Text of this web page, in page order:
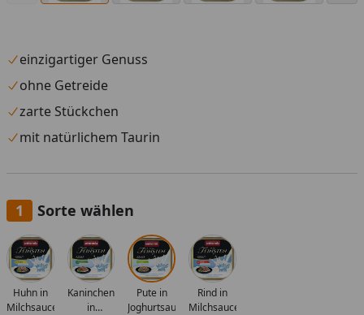
einzigartiger Genuss
ohne Getreide
zarte Stückchen
mit natürlichem Taurin
Sorte wählen
Alle anzeigen (4)
Huhn in
Milchsauce
Kaninchen
in
Pute in
Joghurtsauce
Rind in
Milchsauce